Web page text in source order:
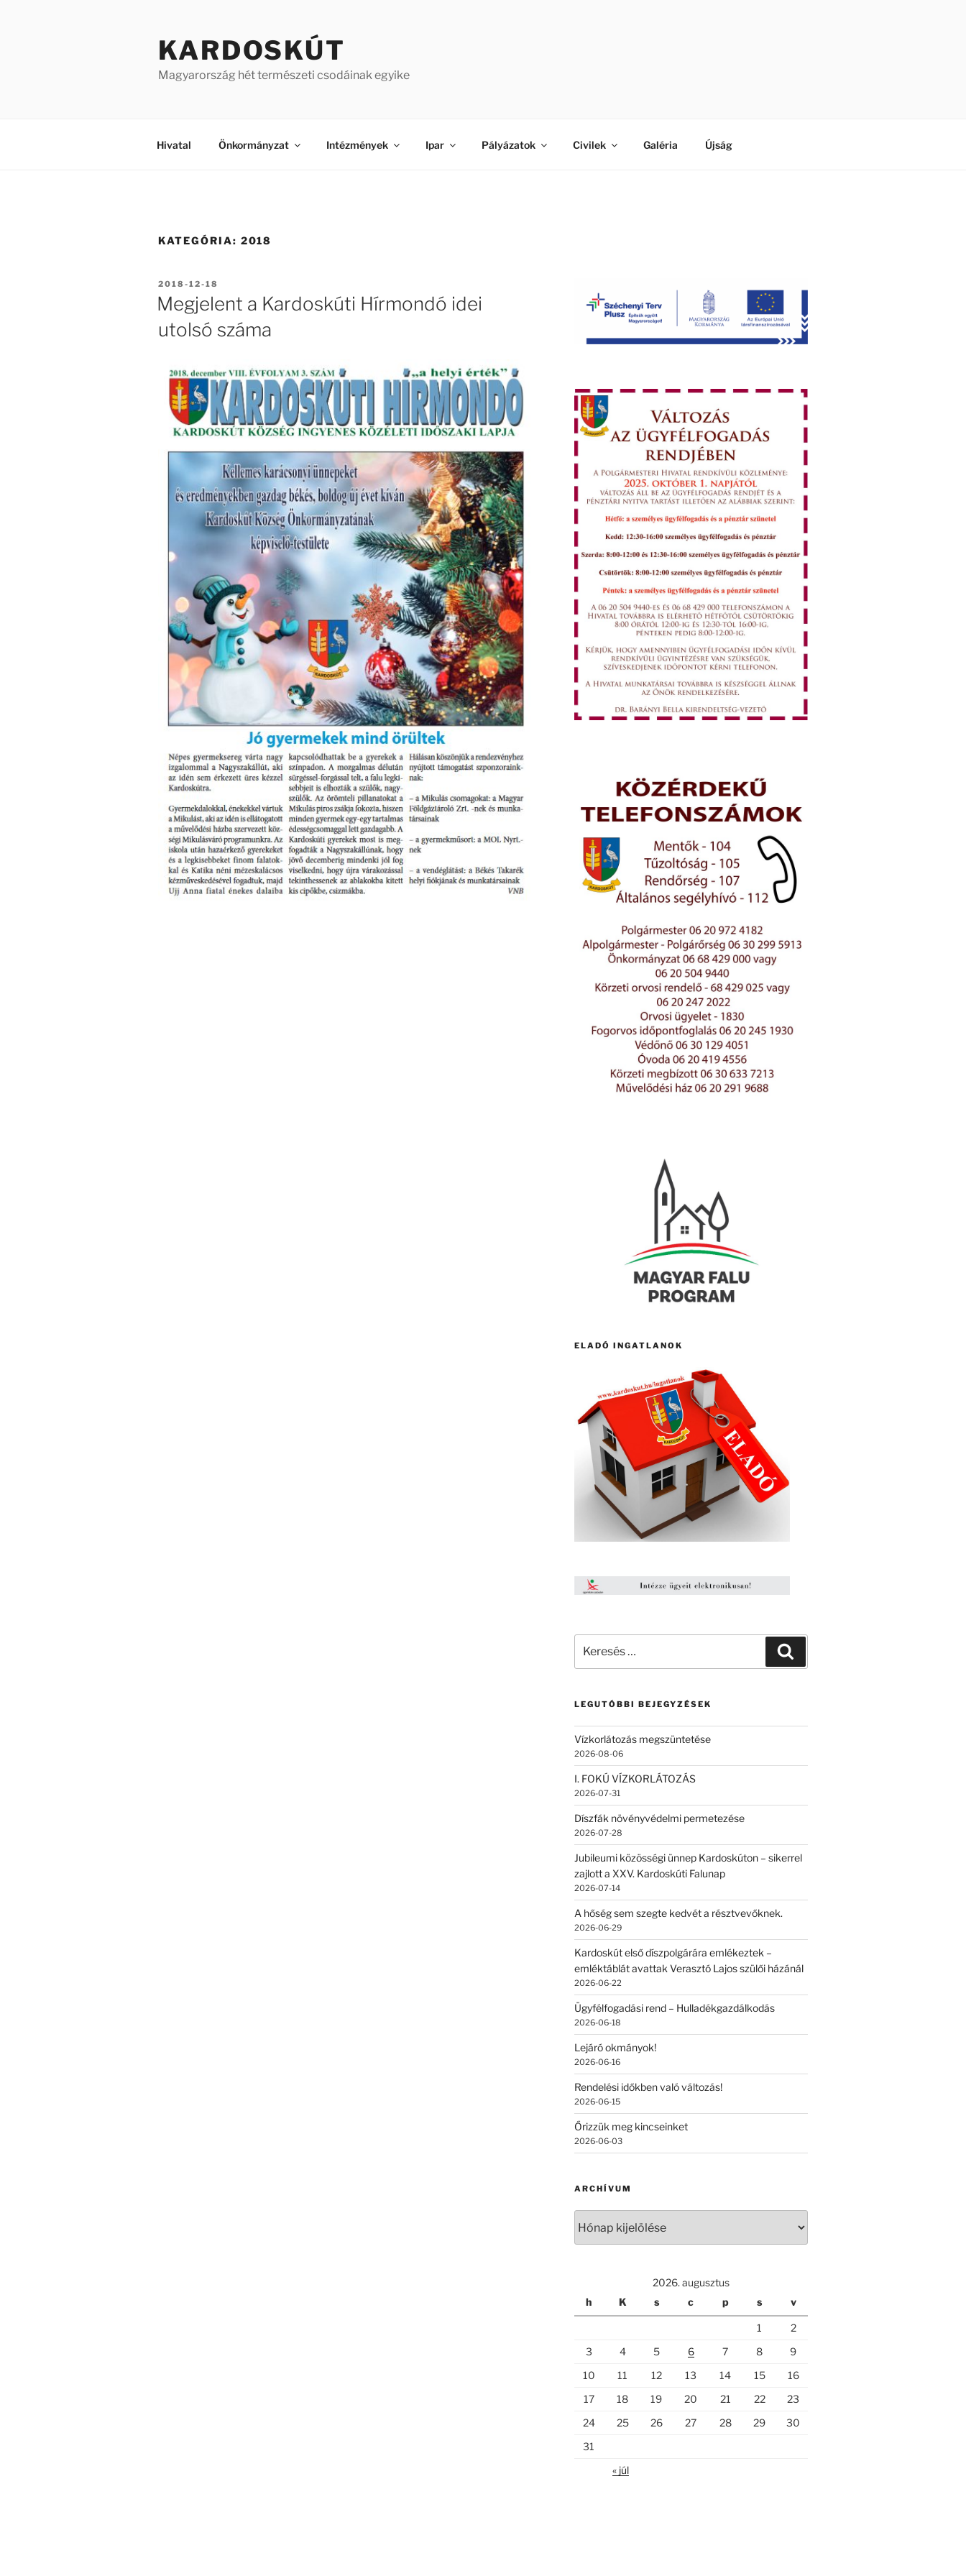
KARDOSKÚT
Magyarország hét természeti csodáinak egyike
Hivatal Önkormányzat Intézmények Ipar Pályázatok Civilek Galéria Újság
KATEGÓRIA: 2018
BEKÜLDVE:
2018-12-18
Megjelent a Kardoskúti Hírmondó idei
utolsó száma
ELADÓ INGATLANOK
következő
LEGUTÓBBI BEJEGYZÉSEK
Vízkorlátozás megszüntetése
2026-08-06
I. FOKÚ VÍZKORLÁTOZÁS
2026-07-31
Díszfák növényvédelmi permetezése
2026-07-28
Jubileumi közösségi ünnep Kardoskúton – sikerrel
zajlott a XXV. Kardoskúti Falunap
2026-07-14
A hőség sem szegte kedvét a résztvevőknek.
2026-06-29
Kardoskút első díszpolgárára emlékeztek –
emléktáblát avattak Verasztó Lajos szülői házánál
2026-06-22
Ügyfélfogadási rend – Hulladékgazdálkodás
2026-06-18
Lejáró okmányok!
2026-06-16
Rendelési időkben való változás!
2026-06-15
Őrizzük meg kincseinket
2026-06-03
ARCHÍVUM
2026. augusztus
h
K s c p s v
1
2
3
4 5 6 7 8
9
10
11 12 13 14 15
16
17
18 19 20 21 22
23
24
25 26 27 28 29
30
31
« júl